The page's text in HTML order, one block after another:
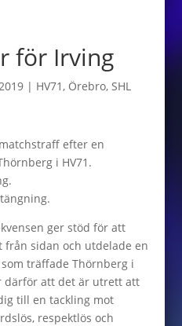
för Irving
| HV71, Örebro, SHL
efter en
i HV71.
ger stöd för att
från sidan och utdelade en
träffade Thörnberg i
därför att det är utrett att
till en tackling mot
respektlös och